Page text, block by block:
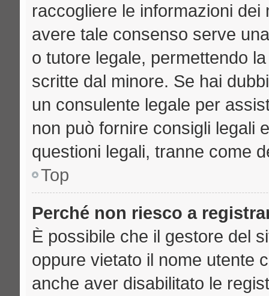
raccogliere le informazioni
avere tale consenso serve
o tutore legale, permettendo
scritte dal minore. Se hai
un consulente legale per
non può fornire consigli legali
questioni legali, tranne come
Top
Perché non riesco a
È possibile che il gestore del
oppure vietato il nome utente
anche aver disabilitato le